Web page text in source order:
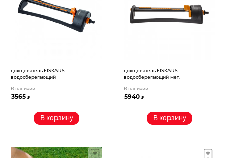
дождеватель FISKARS
водосберегающий
В наличии
3565₽
В корзину
дождеватель FISKARS
водосберегающий мет.
В наличии
5940₽
В корзину